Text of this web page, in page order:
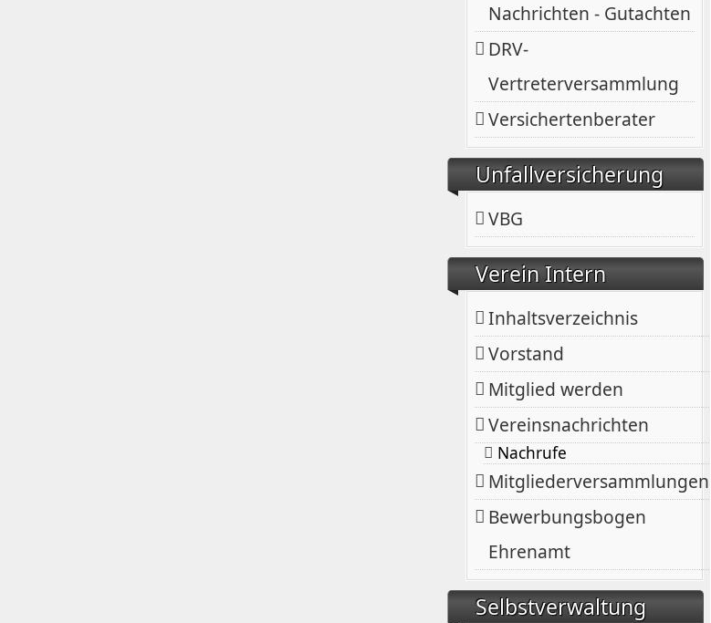
Nachrichten - Gutachten
DRV-
Vertreterversammlung
Versichertenberater
Unfallversicherung
VBG
Verein Intern
Inhaltsverzeichnis
Vorstand
Mitglied werden
Vereinsnachrichten
Nachrufe
Mitgliederversammlungen
Bewerbungsbogen
Ehrenamt
Selbstverwaltung